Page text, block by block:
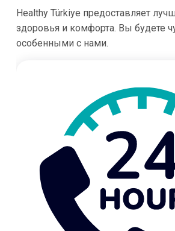
Healthy Türkiye предоставляет
здоровья и комфорта. Вы будете
особенными с нами.